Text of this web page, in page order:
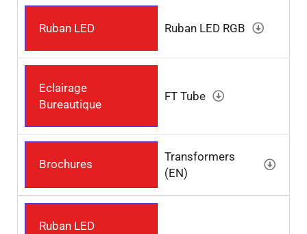
Ruban LED Ruban LED RGB
Eclairage
Bureautique
FT Tube
Brochures
Transformers
(EN)
Ruban LED